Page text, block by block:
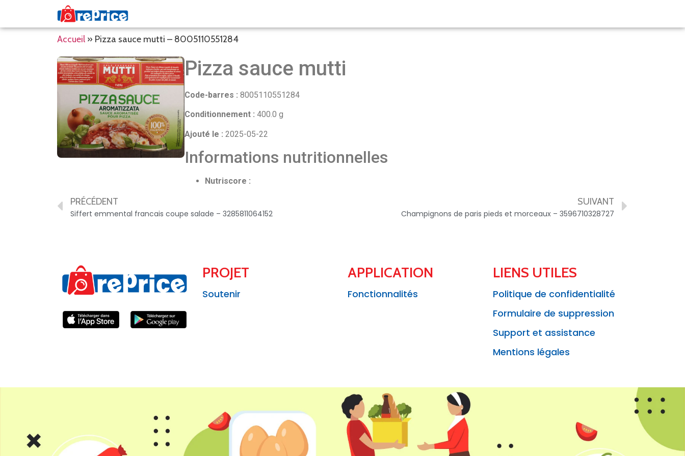
Accueil » Pizza sauce mutti – 8005110551284
Pizza sauce mutti
Code-barres : 8005110551284
Conditionnement : 400.0 g
Ajouté le : 2025-05-22
Informations nutritionnelles
Nutriscore :
PRÉCÉDENT
Siffert emmental francais coupe salade – 3285811064152
SUIVANT
Champignons de paris pieds et morceaux – 3596710328727
PROJET
Soutenir
APPLICATION
Fonctionnalités
LIENS UTILES
Politique de confidentialité
Formulaire de suppression
Support et assistance
Mentions légales